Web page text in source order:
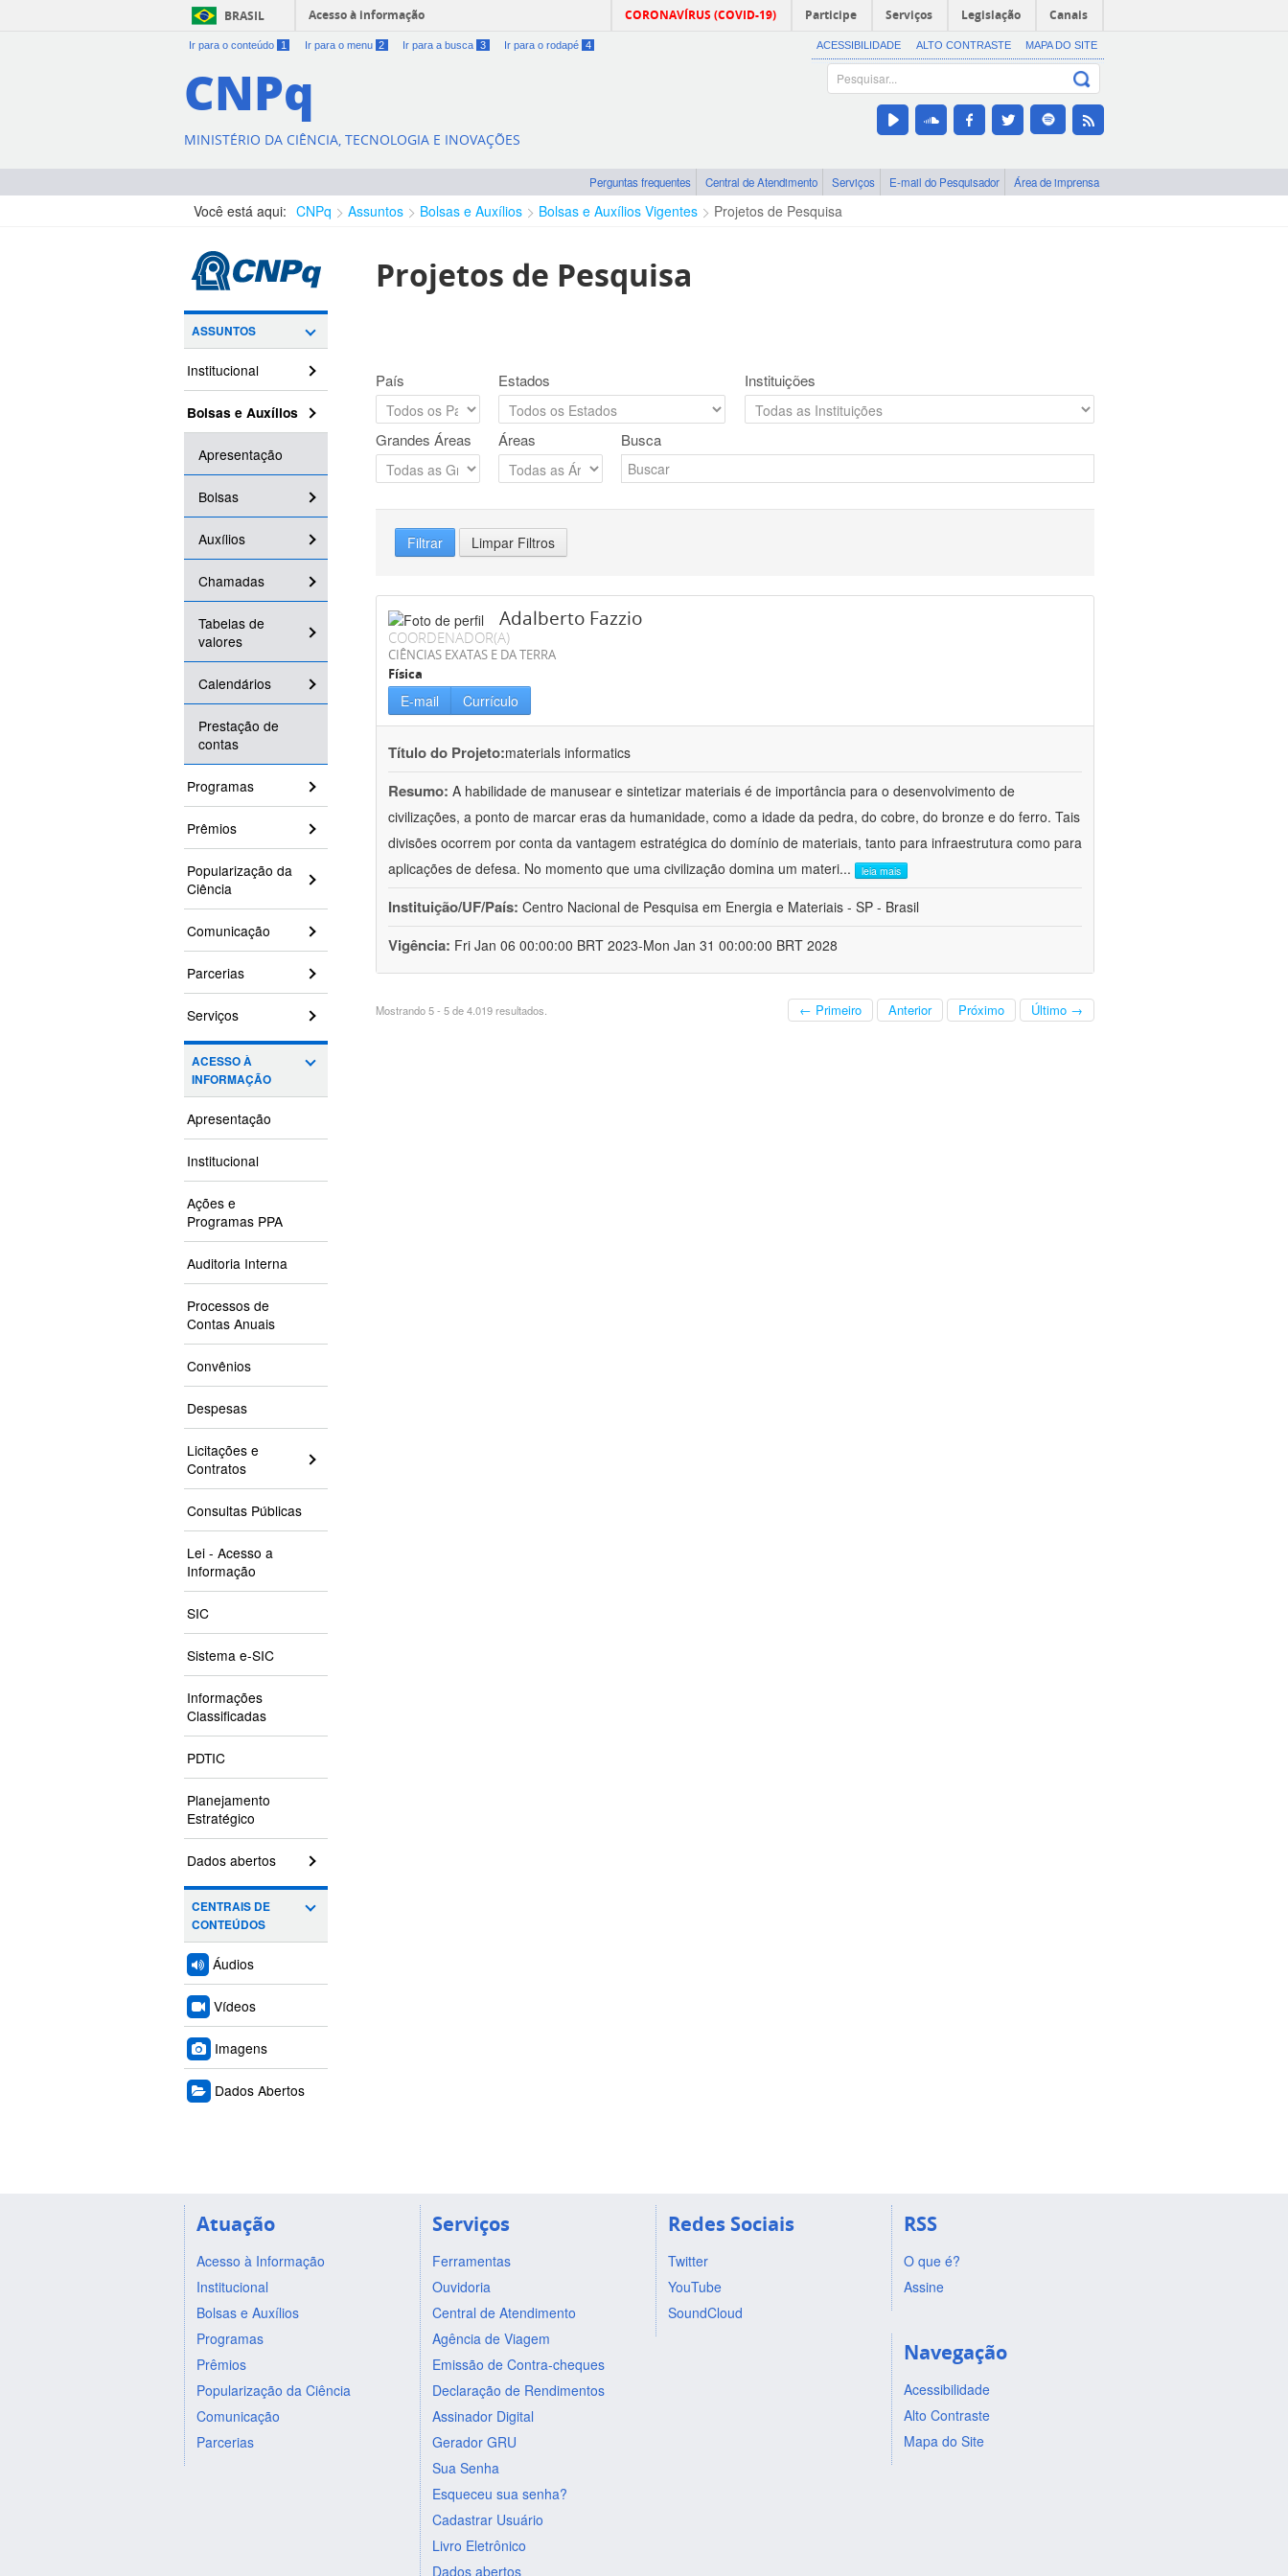
BRASIL Acesso à informação CORONAVÍRUS (COVID-19) Participe Serviços Legislação Canais
Ir para o conteúdo 1 Ir para o menu 2 Ir para a busca 3 Ir para o rodapé 4 ACESSIBILIDADE ALTO CONTRASTE MAPA DO SITE
CNPq
MINISTÉRIO DA CIÊNCIA, TECNOLOGIA E INOVAÇÕES
Perguntas frequentes Central de Atendimento Serviços E-mail do Pesquisador Área de imprensa
Você está aqui: CNPq Assuntos Bolsas e Auxílios Bolsas e Auxílios Vigentes Projetos de Pesquisa
ASSUNTOS
Institucional
Bolsas e Auxílios
Apresentação
Bolsas
Auxílios
Chamadas
Tabelas de
valores
Calendários
Prestação de
contas
Programas
Prêmios
Popularização da
Ciência
Comunicação
Parcerias
Serviços
ACESSO À
INFORMAÇÃO
Apresentação
Institucional
Ações e
Programas PPA
Auditoria Interna
Processos de
Contas Anuais
Convênios
Despesas
Licitações e
Contratos
Consultas Públicas
Lei - Acesso a
Informação
SIC
Sistema e-SIC
Informações
Classificadas
PDTIC
Planejamento
Estratégico
Dados abertos
CENTRAIS DE
CONTEÚDOS
Áudios
Vídeos
Imagens
Dados Abertos
Projetos de Pesquisa
País Estados Instituições
Grandes Áreas Áreas Busca
Filtrar Limpar Filtros
Adalberto Fazzio
COORDENADOR(A)
CIÊNCIAS EXATAS E DA TERRA
Física
E-mail Currículo
Título do Projeto:materials informatics
Resumo: A habilidade de manusear e sintetizar materiais é de importância para o desenvolvimento de
civilizações, a ponto de marcar eras da humanidade, como a idade da pedra, do cobre, do bronze e do ferro. Tais
divisões ocorrem por conta da vantagem estratégica do domínio de materiais, tanto para infraestrutura como para
aplicações de defesa. No momento que uma civilização domina um materi... leia mais
Instituição/UF/País: Centro Nacional de Pesquisa em Energia e Materiais - SP - Brasil
Vigência: Fri Jan 06 00:00:00 BRT 2023-Mon Jan 31 00:00:00 BRT 2028
Mostrando 5 - 5 de 4.019 resultados. ← Primeiro Anterior Próximo Último →
Atuação
Acesso à Informação
Institucional
Bolsas e Auxílios
Programas
Prêmios
Popularização da Ciência
Comunicação
Parcerias
Serviços
Ferramentas
Ouvidoria
Central de Atendimento
Agência de Viagem
Emissão de Contra-cheques
Declaração de Rendimentos
Assinador Digital
Gerador GRU
Sua Senha
Esqueceu sua senha?
Cadastrar Usuário
Livro Eletrônico
Dados abertos
Redes Sociais
Twitter
YouTube
SoundCloud
RSS
O que é?
Assine
Navegação
Acessibilidade
Alto Contraste
Mapa do Site